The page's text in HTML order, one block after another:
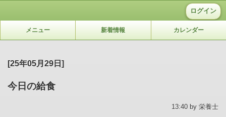
ログイン
メニュー 新着情報 カレンダー
[25年05月29日]
今日の給食
13:40 by 栄養士